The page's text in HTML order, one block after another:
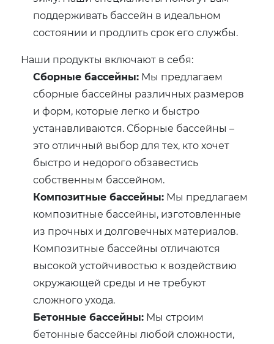
поддерживать бассейн в идеальном
состоянии и продлить срок его службы.
Наши продукты включают в себя:
Сборные бассейны: Мы предлагаем
сборные бассейны различных размеров
и форм, которые легко и быстро
устанавливаются. Сборные бассейны –
это отличный выбор для тех, кто хочет
быстро и недорого обзавестись
собственным бассейном.
Композитные бассейны: Мы предлагаем
композитные бассейны, изготовленные
из прочных и долговечных материалов.
Композитные бассейны отличаются
высокой устойчивостью к воздействию
окружающей среды и не требуют
сложного ухода.
Бетонные бассейны: Мы строим
бетонные бассейны любой сложности,